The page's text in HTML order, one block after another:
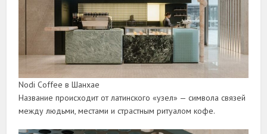
Nodi Coffee в Шанхае
Название происходит от латинского «узел» — символа связей
между людьми, местами и страстным ритуалом кофе.